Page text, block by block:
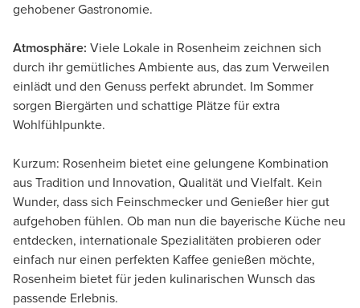
gehobener Gastronomie.
Atmosphäre: Viele Lokale in Rosenheim zeichnen sich
durch ihr gemütliches Ambiente aus, das zum Verweilen
einlädt und den Genuss perfekt abrundet. Im Sommer
sorgen Biergärten und schattige Plätze für extra
Wohlfühlpunkte.
Kurzum: Rosenheim bietet eine gelungene Kombination
aus Tradition und Innovation, Qualität und Vielfalt. Kein
Wunder, dass sich Feinschmecker und Genießer hier gut
aufgehoben fühlen. Ob man nun die bayerische Küche neu
entdecken, internationale Spezialitäten probieren oder
einfach nur einen perfekten Kaffee genießen möchte,
Rosenheim bietet für jeden kulinarischen Wunsch das
passende Erlebnis.